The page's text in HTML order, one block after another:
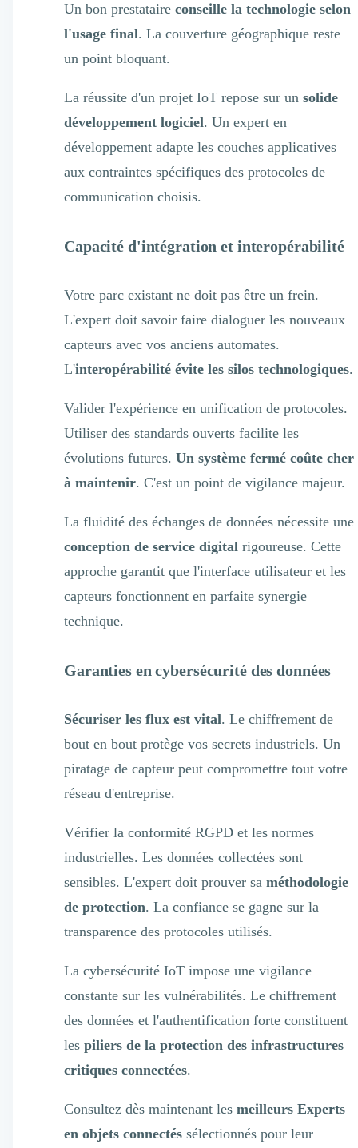
Un bon prestataire conseille la technologie selon
l'usage final. La couverture géographique reste
un point bloquant.
La réussite d'un projet IoT repose sur un solide
développement logiciel. Un expert en
développement adapte les couches applicatives
aux contraintes spécifiques des protocoles de
communication choisis.
Capacité d'intégration et interopérabilité
Votre parc existant ne doit pas être un frein.
L'expert doit savoir faire dialoguer les nouveaux
capteurs avec vos anciens automates.
L'interopérabilité évite les silos technologiques.
Valider l'expérience en unification de protocoles.
Utiliser des standards ouverts facilite les
évolutions futures. Un système fermé coûte cher
à maintenir. C'est un point de vigilance majeur.
La fluidité des échanges de données nécessite une
conception de service digital rigoureuse. Cette
approche garantit que l'interface utilisateur et les
capteurs fonctionnent en parfaite synergie
technique.
Garanties en cybersécurité des données
Sécuriser les flux est vital. Le chiffrement de
bout en bout protège vos secrets industriels. Un
piratage de capteur peut compromettre tout votre
réseau d'entreprise.
Vérifier la conformité RGPD et les normes
industrielles. Les données collectées sont
sensibles. L'expert doit prouver sa méthodologie
de protection. La confiance se gagne sur la
transparence des protocoles utilisés.
La cybersécurité IoT impose une vigilance
constante sur les vulnérabilités. Le chiffrement
des données et l'authentification forte constituent
les piliers de la protection des infrastructures
critiques connectées.
Consultez dès maintenant les meilleurs Experts
en objets connectés sélectionnés pour leur